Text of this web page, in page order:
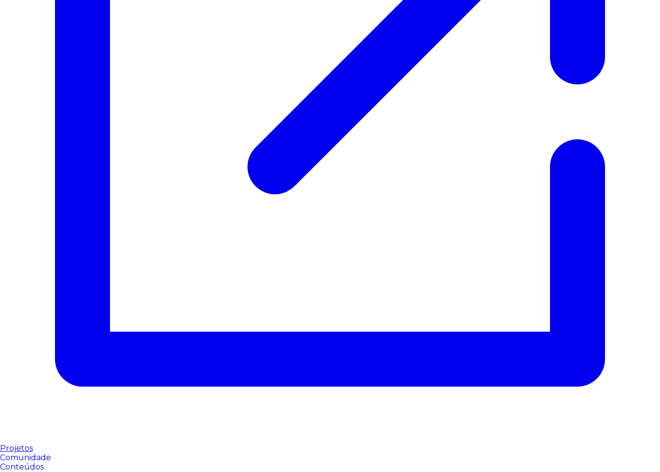
Projetos
Comunidade
Conteúdos